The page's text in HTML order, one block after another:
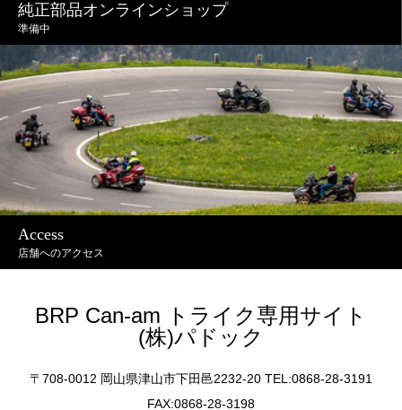
純正部品オンラインショップ
準備中
Access
店舗へのアクセス
BRP Can-am トライク専用サイト
(株)パドック
〒708-0012 岡山県津山市下田邑2232-20 TEL:0868-28-3191
FAX:0868-28-3198